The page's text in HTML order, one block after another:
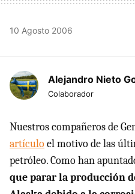
10 Agosto 2006
Alejandro Nieto
Colaborador
Nuestros compañeros de
artículoel motivo de las
petróleo. Como han
que parar la producción